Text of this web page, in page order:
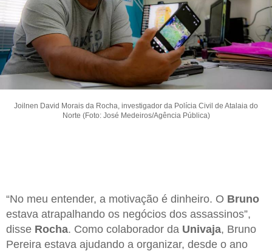
Joilnen David Morais da Rocha, investigador da Polícia Civil de Atalaia do
Norte (Foto: José Medeiros/Agência Pública)
“No meu entender, a motivação é dinheiro. O Bruno
estava atrapalhando os negócios dos assassinos”,
disse Rocha. Como colaborador da Univaja, Bruno
Pereira estava ajudando a organizar, desde o ano